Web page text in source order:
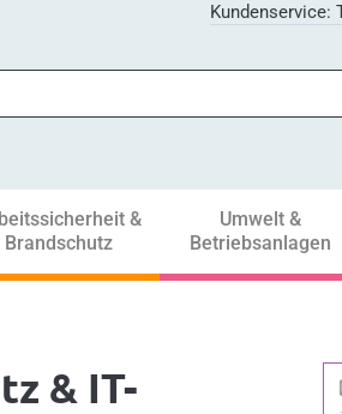
Kundenservice:
&
Brandschutz
Umwelt &
Betriebsanlagen
& IT-